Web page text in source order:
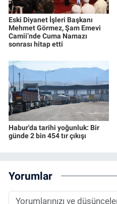
Eski Diyanet İşleri Başkanı
Mehmet Görmez, Şam Emevi
Camii’nde Cuma Namazı
sonrası hitap etti
Habur'da tarihi yoğunluk: Bir
günde 2 bin 454 tır çıkışı
Yorumlar